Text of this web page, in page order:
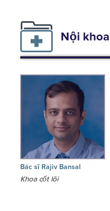
Nội khoa
Bác sĩ Rajiv Bansal
Khoa cốt lõi